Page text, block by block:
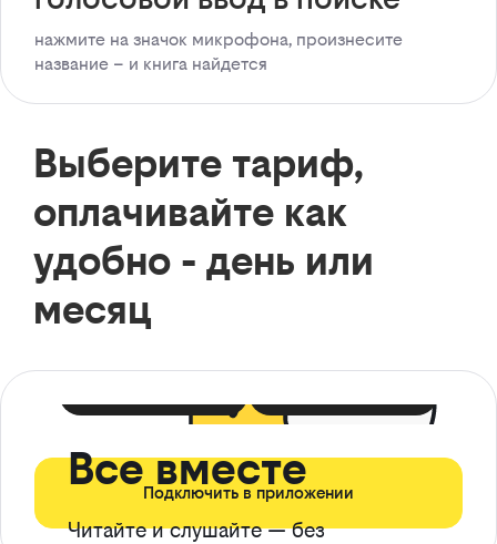
нажмите на значок микрофона, произнесите
название – и книга найдется
Выберите тариф,
оплачивайте как
удобно - день или
месяц
Все вместе
Читайте и слушайте — без
Подключить в приложении